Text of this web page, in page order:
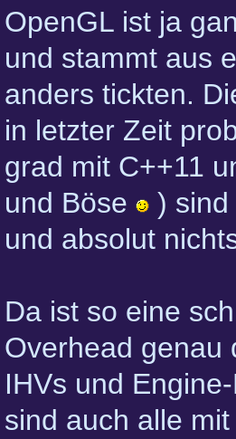
OpenGL ist ja
und stammt aus
anders tickten.
in letzter Zeit
grad mit C++11
und Böse
) sind
und absolut
Da ist so eine
Overhead genau
IHVs und
sind auch alle